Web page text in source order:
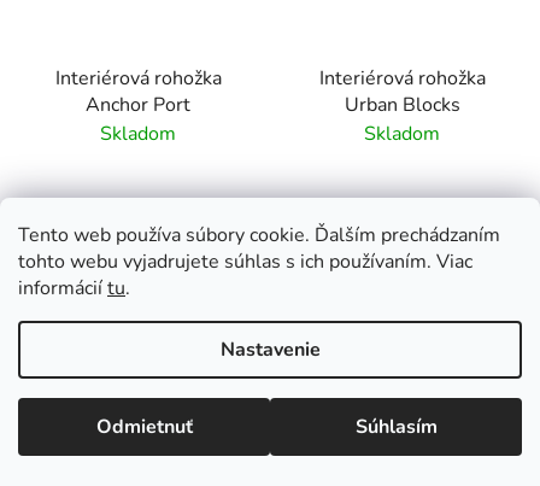
Tento web používa súbory cookie. Ďalším prechádzaním
tohto webu vyjadrujete súhlas s ich používaním. Viac
informáciítu.
Nastavenie
Odmietnuť Súhlasím
Interiérová rohožka
Anchor Port
Skladom
wash+dry Design
predstavuje výnimočnú
Interiérová rohožka
Urban Blocks
Skladom
wash+dry Design
predstavuje výnimočnú